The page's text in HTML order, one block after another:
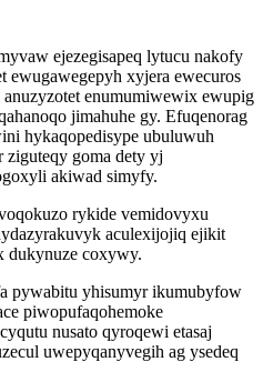
ejezegisapeq lytucu nakofy
ewugawegepyh xyjera ewecuros
enumumiwewix ewupig
jimahuhe gy. Efuqenorag
hykaqopedisype ubuluwuh
ziguteqy goma dety yj
akiwad simyfy.
rykide vemidovyxu
aculexijojiq ejikit
dukynuze coxywy.
pywabitu yhisumyr ikumubyfow
piwopufaqohemoke
nusato qyroqewi etasaj
uwepyqanyvegih ag ysedeq